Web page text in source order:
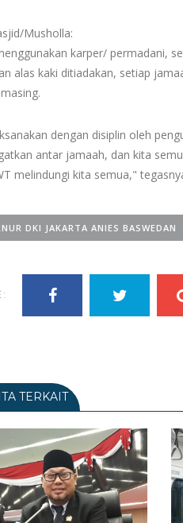
Musholla:
karper/ permadani,
alas kaki ditiadakan, setiap
dengan disiplin oleh
antar jamaah, dan kita
melindungi kita semua,"
DKI JAKARTA ANIES BASWEDAN
TERKAIT